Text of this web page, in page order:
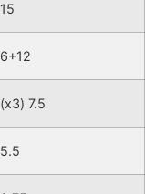
15
6+12
(x3) 7.5
5.5